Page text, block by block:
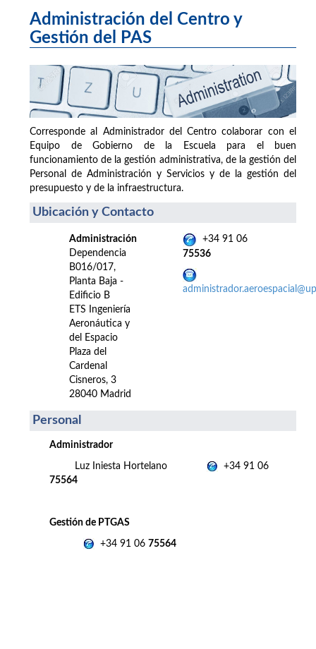
Administración del Centro y
Gestión del PAS
Corresponde al Administrador del Centro colaborar con el
Equipo de Gobierno de la Escuela para el buen
funcionamiento de la gestión administrativa, de la gestión del
Personal de Administración y Servicios y de la gestión del
presupuesto y de la infraestructura.
Ubicación y Contacto
Administración
Dependencia
B016/017,
Planta Baja -
Edificio B
ETS Ingeniería
Aeronáutica y
del Espacio
Plaza del
Cardenal
Cisneros, 3
28040 Madrid
+34 91 06
75536
Personal
Administrador
Luz Iniesta Hortelano
+34 91 06
75564
Gestión de PTGAS
+34 91 06 75564